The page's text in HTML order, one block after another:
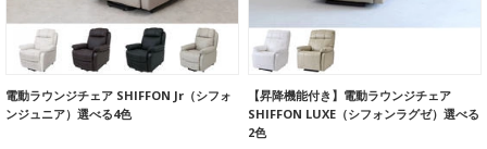
電動ラウンジチェア SHIFFON Jr（シフォ
ンジュニア）選べる4色
【昇降機能付き】電動ラウンジチェア
SHIFFON LUXE（シフォンラグゼ）選べる
2色